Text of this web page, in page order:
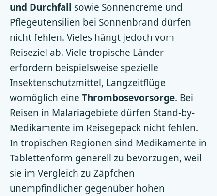
und Durchfall sowie Sonnencreme und
Pflegeutensilien bei Sonnenbrand dürfen
nicht fehlen. Vieles hängt jedoch vom
Reiseziel ab. Viele tropische Länder
erfordern beispielsweise spezielle
Insektenschutzmittel, Langzeitflüge
womöglich eine Thrombosevorsorge. Bei
Reisen in Malariagebiete dürfen Stand-by-
Medikamente im Reisegepäck nicht fehlen.
In tropischen Regionen sind Medikamente in
Tablettenform generell zu bevorzugen, weil
sie im Vergleich zu Zäpfchen
unempfindlicher gegenüber hohen